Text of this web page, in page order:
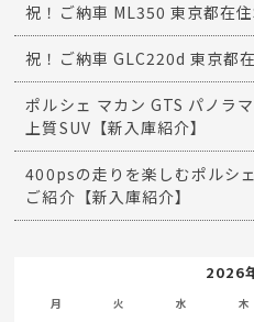
祝！ご納車 ML350 東京都在
祝！ご納車 GLC220d 東京都
ポルシェ マカン GTS パノラ
上質SUV【新入庫紹介】
400psの走りを楽しむポルシ
ご紹介【新入庫紹介】
2026
月 火 水 木